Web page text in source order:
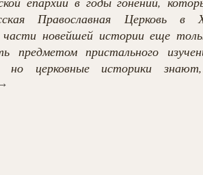
Православная Церковь в
новейшей истории еще
предметом пристального
но церковные историки